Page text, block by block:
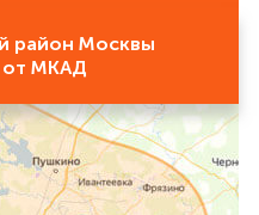
район Москвы
от МКАД